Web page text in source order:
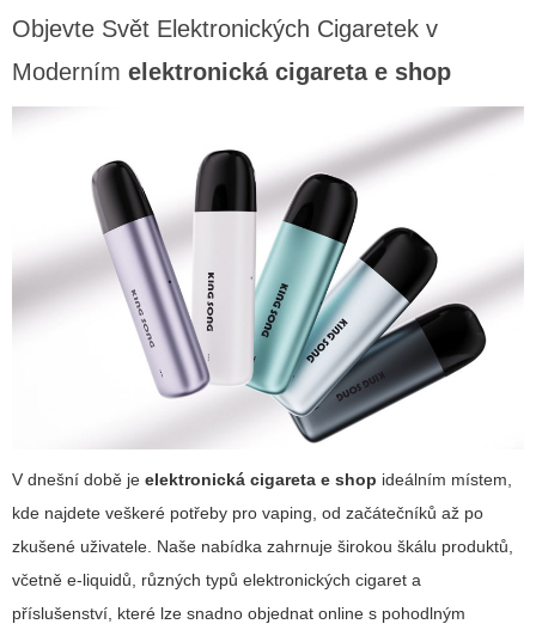
Objevte Svět Elektronických Cigaretek v
Moderním elektronická cigareta e shop
V dnešní době je elektronická cigareta e shop ideálním místem,
kde najdete veškeré potřeby pro vaping, od začátečníků až po
zkušené uživatele. Naše nabídka zahrnuje širokou škálu produktů,
včetně e-liquidů, různých typů elektronických cigaret a
příslušenství, které lze snadno objednat online s pohodlným